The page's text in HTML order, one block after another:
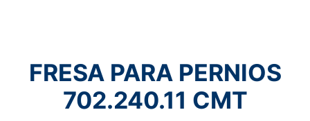
FRESA PARA PERNIOS
702.240.11 CMT